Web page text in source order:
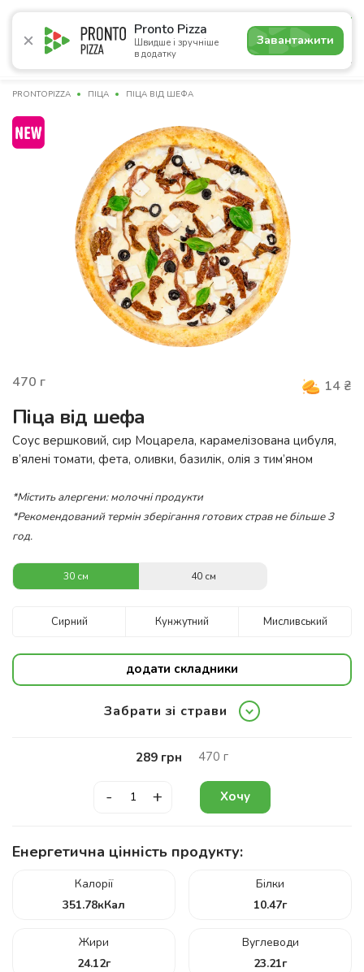
Pronto Pizza
Швидше і зручніше
в додатку
Завантажити
5.0
Акції Піца Суші Сети Бургери Комбо
PRONTOPIZZA ПІЦА ПІЦА ВІД ШЕФА
470 г 14 ₴
Піца від шефа
Соус вершковий, сир Моцарела, карамелізована цибуля,
в’ялені томати, фета, оливки, базилік, олія з тим’яном
*Містить алергени: молочні продукти
*Рекомендований термін зберігання готових страв не більше 3
год.
30 см 40 см
Сирний Кунжутний Мисливський
додати складники
Забрати зі страви
289 грн 470 г
- + Хочу
Енергетична цінність продукту:
Калорії
351.78кКал
Білки
10.47г
Жири
24.12г
Вуглеводи
23.21г